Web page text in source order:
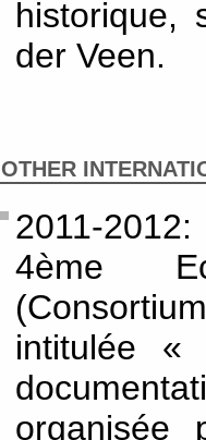
historique,
der Veen.
OTHER
2011-
4ème
intitulée
organisée